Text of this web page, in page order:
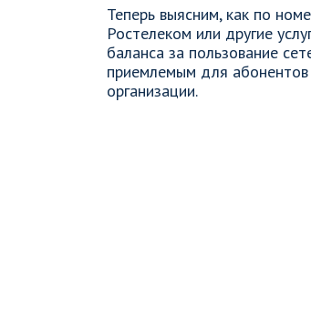
Теперь выясним, как по
Ростелеком или другие
баланса за пользование
приемлемым для абонентов
организации.